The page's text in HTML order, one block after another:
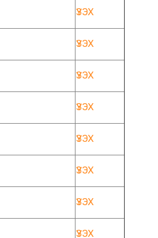
ҮЗЭХ
ҮЗЭХ
ҮЗЭХ
ҮЗЭХ
ҮЗЭХ
ҮЗЭХ
ҮЗЭХ
ҮЗЭХ